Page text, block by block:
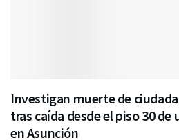
Investigan muerte de
tras caída desde el piso 30 de
en Asunción